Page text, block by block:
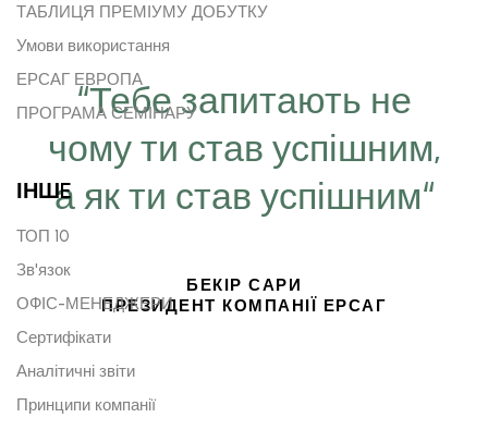
“Тебе запитають не
чому ти став успішним,
а як ти став успішним“
БЕКІР САРИ
ПРЕЗИДЕНТ КОМПАНІЇ ЕРСАГ
ТАБЛИЦЯ ПРЕМІУМУ ДОБУТКУ
Умови використання
ЕРСАГ ЕВРОПА
ПРОГРАМА СЕМІНАРУ
ІНШE
ТОП 10
Зв'язок
ОФІС-МЕНЕДЖЕРИ
Сертифікати
Аналітичні звіти
Принципи компанії